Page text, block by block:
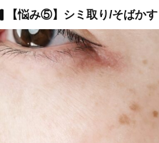
【悩み⑤】シミ取り/そばかす